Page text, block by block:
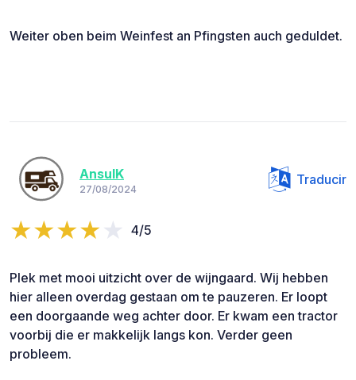
Weiter oben beim Weinfest an Pfingsten auch geduldet.
AnsulK
27/08/2024
Traducir
4/5
Plek met mooi uitzicht over de wijngaard. Wij hebben
hier alleen overdag gestaan om te pauzeren. Er loopt
een doorgaande weg achter door. Er kwam een tractor
voorbij die er makkelijk langs kon. Verder geen
probleem.